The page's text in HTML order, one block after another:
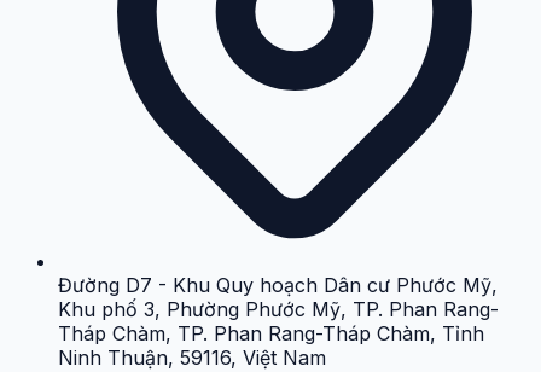
Đường D7 - Khu Quy hoạch Dân cư Phước Mỹ,
Khu phố 3, Phường Phước Mỹ, TP. Phan Rang-
Tháp Chàm, TP. Phan Rang-Tháp Chàm, Tỉnh
Ninh Thuận, 59116, Việt Nam